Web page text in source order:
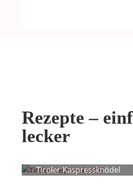
Rezepte –
lecker
Tiroler Kaspressknödel